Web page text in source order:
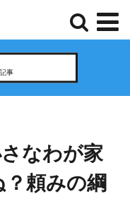
ュ
事
なわが家
頼みの綱